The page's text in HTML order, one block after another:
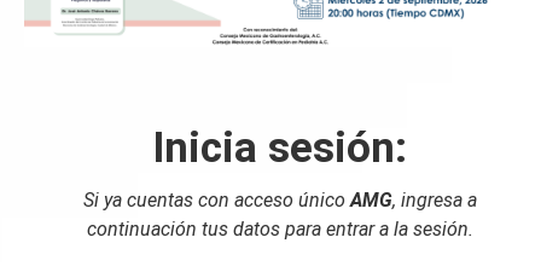
Inicia sesión:
Si ya cuentas con acceso único AMG, ingresa a
continuación tus datos para entrar a la sesión.